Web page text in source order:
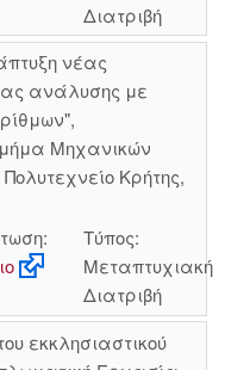
Διατριβή
νέας
ανάλυσης με
Μηχανικών
Κρήτης,
Τύπος:
Μεταπτυχιακή
Διατριβή
εκκλησιαστικού